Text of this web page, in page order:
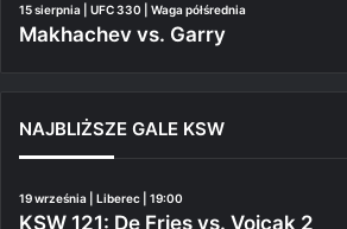
15 sierpnia | UFC 330 | Waga półśrednia
Makhachev vs. Garry
NAJBLIŻSZE GALE KSW
19 września | Liberec | 19:00
KSW 121: De Fries vs. Vojcak 2